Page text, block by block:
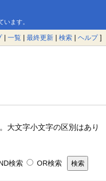
ます。
| 一覧 | 最終更新 | 検索 | ヘルプ]
大文字小文字の区別はあり
検索 OR検索